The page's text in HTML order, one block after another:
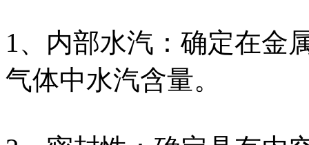
1、内部水汽：确定在金
气体中水汽含量。